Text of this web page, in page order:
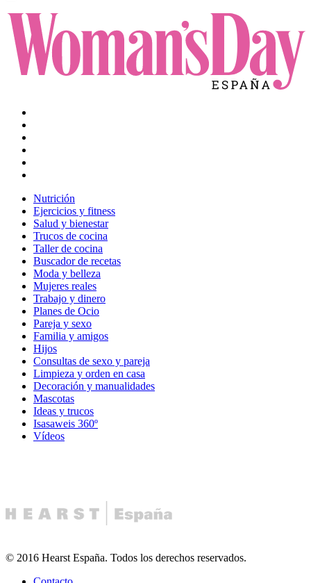
Nutrición
Ejercicios y fitness
Salud y bienestar
Trucos de cocina
Taller de cocina
Buscador de recetas
Moda y belleza
Mujeres reales
Trabajo y dinero
Planes de Ocio
Pareja y sexo
Familia y amigos
Hijos
Consultas de sexo y pareja
Limpieza y orden en casa
Decoración y manualidades
Mascotas
Ideas y trucos
Isasaweis 360º
Vídeos
© 2016 Hearst España. Todos los derechos reservados.